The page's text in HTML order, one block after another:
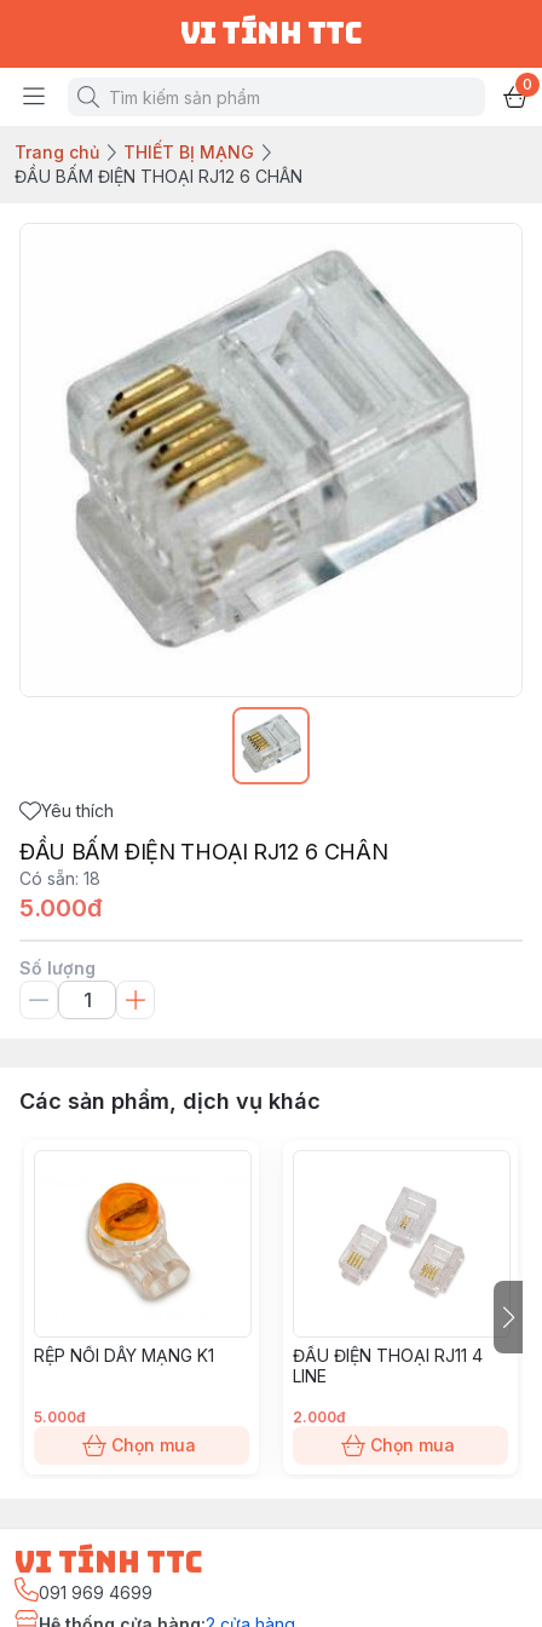
vi tính ttc
0
Trang chủ
THIẾT BỊ MẠNG
ĐẦU BẤM ĐIỆN THOẠI RJ12 6 CHÂN
Yêu thích
ĐẦU BẤM ĐIỆN THOẠI RJ12 6 CHÂN
Có sẵn: 18
5.000đ
Số lượng
Các sản phẩm, dịch vụ khác
RỆP NỐI DÂY MẠNG K1
5.000đ
Chọn mua
ĐẦU ĐIỆN THOẠI RJ11 4
LINE
2.000đ
Chọn mua
vi tính ttc
091 969 4699